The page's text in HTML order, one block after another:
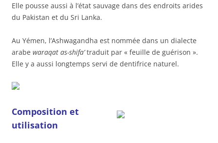
Elle pousse aussi à l’état sauvage dans des endroits arides
du Pakistan et du Sri Lanka.
Au Yémen, l’Ashwagandha est nommée dans un dialecte
arabe waraqat as-shifa’traduit par « feuille de guérison ».
Elle y a aussi longtemps servi de dentifrice naturel.
Composition et
utilisation